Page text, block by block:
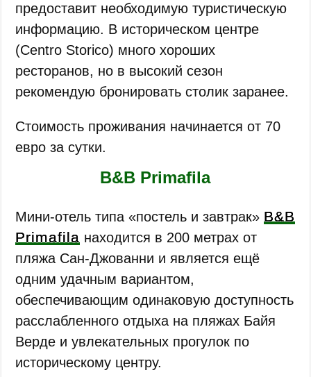
предоставит необходимую туристическую
информацию. В историческом центре
(Centro Storico) много хороших
ресторанов, но в высокий сезон
рекомендую бронировать столик заранее.
Стоимость проживания начинается от 70
евро за сутки.
B&B Primafila
Мини-отель типа «постель и завтрак» B&B
Primafila находится в 200 метрах от
пляжа Сан-Джованни и является ещё
одним удачным вариантом,
обеспечивающим одинаковую доступность
расслабленного отдыха на пляжах Байя
Верде и увлекательных прогулок по
историческому центру.